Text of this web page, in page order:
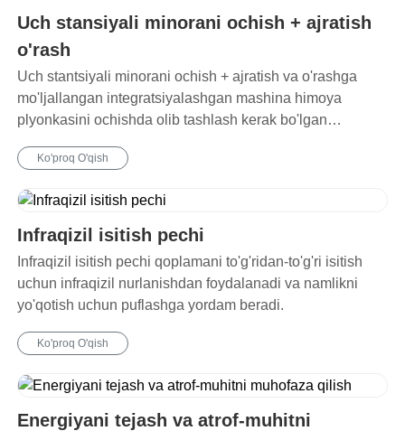
Uch stansiyali minorani ochish + ajratish
o'rash
Uch stantsiyali minorani ochish + ajratish va o'rashga
mo'ljallangan integratsiyalashgan mashina himoya
plyonkasini ochishda olib tashlash kerak bo'lgan
Ko'proq O'qish
Infraqizil isitish pechi
Infraqizil isitish pechi qoplamani to'g'ridan-to'g'ri isitish
uchun infraqizil nurlanishdan foydalanadi va namlikni
yo'qotish uchun puflashga yordam beradi.
Ko'proq O'qish
Energiyani tejash va atrof-muhitni